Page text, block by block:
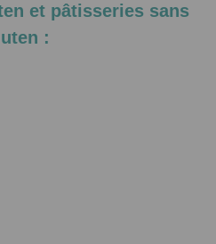
et pâtisseries sans
: